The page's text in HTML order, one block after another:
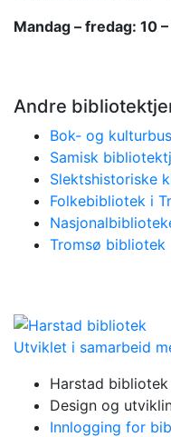
Mandag – fredag: 10 –
Andre
Bok- og
Samisk
Slektshistoriske
Folkebibliotek i
Tromsø bibliotek
Utviklet i samarbeid
Harstad
Design og
Innlogging for